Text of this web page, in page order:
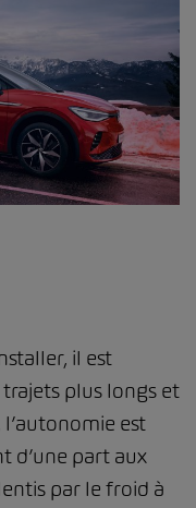
il est
trajets plus longs et
est
d’une part aux
par le froid à